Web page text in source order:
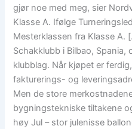
gjør noe med meg, sier
Klasse A. Ifølge
Mesterklassen fra Klasse A.
Schakklubb i Bilbao, Spania,
klubblag. Når kjøpet er
fakturerings- og
Men de store
bygningstekniske tiltakene
høy Jul – stor julenisse